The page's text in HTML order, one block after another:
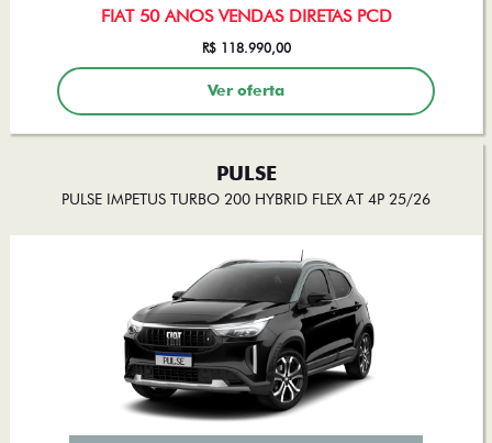
FIAT 50 ANOS VENDAS DIRETAS PCD
R$ 118.990,00
Ver oferta
PULSE
PULSE IMPETUS TURBO 200 HYBRID FLEX AT 4P 25/26